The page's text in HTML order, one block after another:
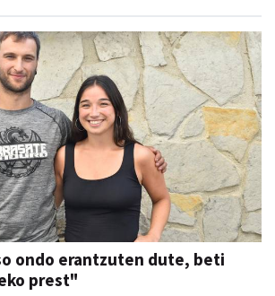
ondo erantzuten dute, beti
prest"